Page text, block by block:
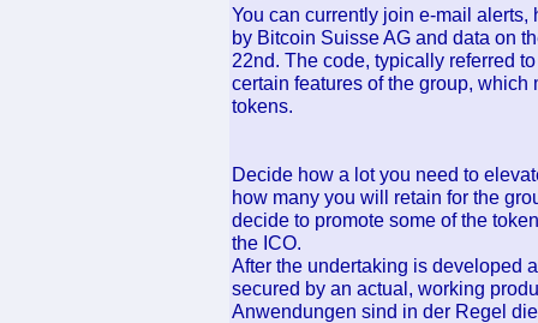
You can currently join e-mail
by Bitcoin Suisse AG and data on
22nd. The code, typically referred
certain features of the group,
tokens.
Decide how a lot you need to
how many you will retain for the
decide to promote some of the
the ICO.
After the undertaking is developed
secured by an actual, working
Anwendungen sind in der Regel